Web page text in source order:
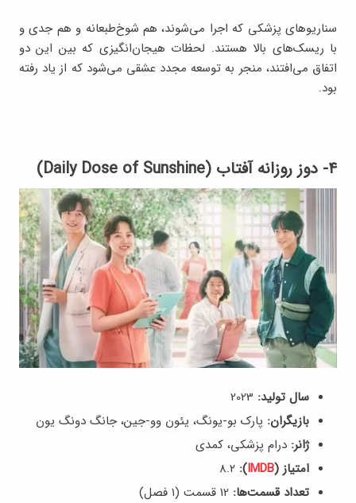
سناریوهای پزشکی که اجرا می‌شوند، هم شوخ‌طبعانه و هم جدی و
با ریسک‌های بالا هستند. لحظات هیجان‌انگیزی که بین این دو
اتفاق می‌افتند، منجر به توسعه مجدد عشقی می‌شود که از یاد رفته
بود.
۴- دوز روزانه آفتاب (Daily Dose of Sunshine)
سال تولید:
بازیگران: پارک بو-یونگ، یئون وو-جین، جانگ دونگ یون
ژانر: درام پزشکی، کمدی
امتیاز (IMDB
):
تعداد قسمت‌ها: